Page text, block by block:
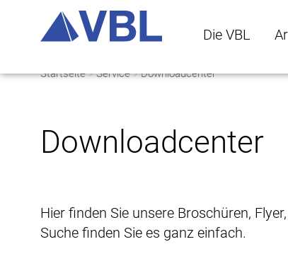
Die VBL
Startseite Service Downloadcenter
Downloadcenter
Hier finden Sie unsere Broschüren,
Suche finden Sie es ganz einfach.